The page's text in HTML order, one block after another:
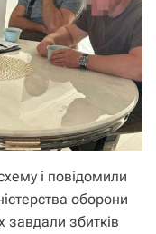
і повідомили
оборони
завдали збитків